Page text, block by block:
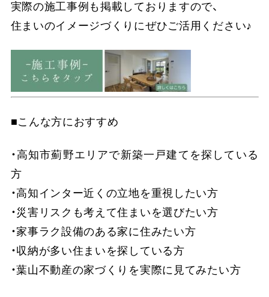
実際の施工事例も掲載しておりますので、
住まいのイメージづくりにぜひご活用ください♪
■こんな方におすすめ
・高知市薊野エリアで新築一戸建てを探している
方
・高知インター近くの立地を重視したい方
・災害リスクも考えて住まいを選びたい方
・家事ラク設備のある家に住みたい方
・収納が多い住まいを探している方
・葉山不動産の家づくりを実際に見てみたい方